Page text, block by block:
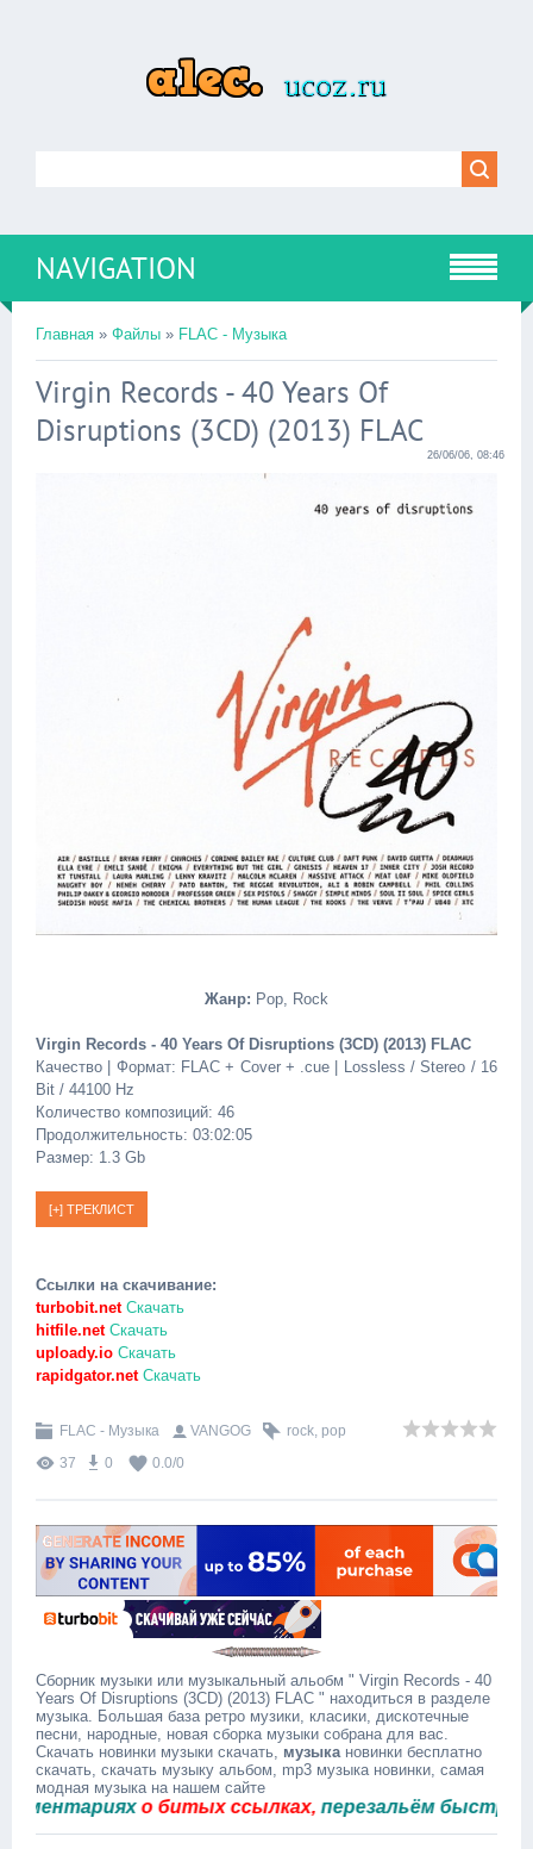
NAVIGATION
Главная » Файлы » FLAC - Музыка
Virgin Records - 40 Years Of
Disruptions (3CD) (2013) FLAC
26/06/06, 08:46
Жанр: Pop, Rock
Virgin Records - 40 Years Of Disruptions (3CD) (2013) FLAC
Качество | Формат: FLAC + Cover + .cue | Lossless / Stereo / 16
Bit / 44100 Hz
Количество композиций: 46
Продолжительность: 03:02:05
Размер: 1.3 Gb
Ссылки на скачивание:
turbobit.netСкачать
hitfile.netСкачать
uploady.io Скачать
rapidgator.netСкачать
FLAC - Музыка VANGOG rock, pop
37
0 0.0/0
Сборник музыки или музыкальный альобм " Virgin Records - 40
Years Of Disruptions (3CD) (2013) FLAC " находиться в разделе
музыка. Большая база ретро музики, класики, дискотечные
песни, народные, новая сборка музыки собрана для вас.
Скачать новинки музыки скачать, музыкановинки бесплатно
скачать, скачать музыку альбом, mp3 музыка новинки, самая
модная музыка на нашем сайте
о битых ссылках,перезальём быстро.